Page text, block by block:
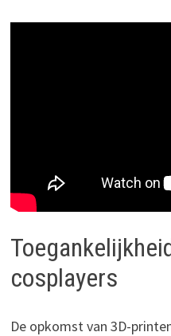
cosplayers
De opkomst van 3D-